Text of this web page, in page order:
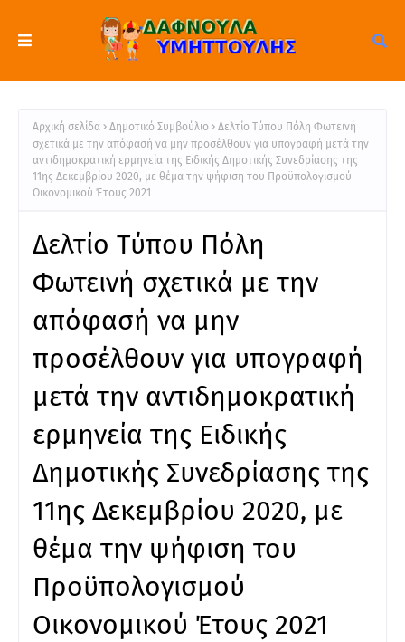
Αρχική σελίδα Δημοτικό Συμβούλιο
Δελτίο Τύπου Πόλη Φωτεινή
σχετικά με την απόφασή να μην προσέλθουν για υπογραφή μετά την
αντιδημοκρατική ερμηνεία της Ειδικής Δημοτικής Συνεδρίασης της
11ης Δεκεμβρίου 2020, με θέμα την ψήφιση του Προϋπολογισμού
Οικονομικού Έτους 2021
Δελτίο Τύπου Πόλη
Φωτεινή σχετικά με την
απόφασή να μην
προσέλθουν για υπογραφή
μετά την αντιδημοκρατική
ερμηνεία της Ειδικής
Δημοτικής Συνεδρίασης της
11ης Δεκεμβρίου 2020, με
θέμα την ψήφιση του
Προϋπολογισμού
Οικονομικού Έτους 2021